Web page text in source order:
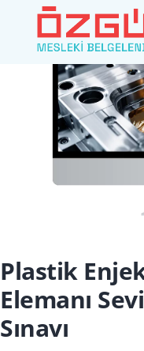
Plastik
Elemanı
Sınavı